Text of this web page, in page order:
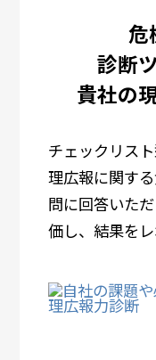
危
診断
貴社の
チェックリス
理広報に関す
問に回答いた
価し、結果を